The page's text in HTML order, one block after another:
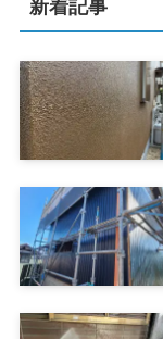
新着記事